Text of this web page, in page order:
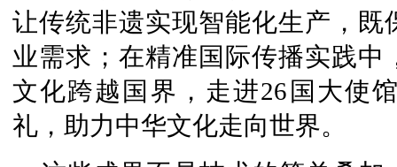
让传统非遗实现智能化生产，
业需求；在精准国际传播实践
文化跨越国界，走进26国大使
礼，助力中华文化走向世界。